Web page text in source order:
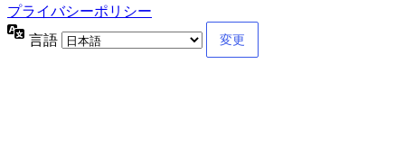
プライバシーポリシー
言語